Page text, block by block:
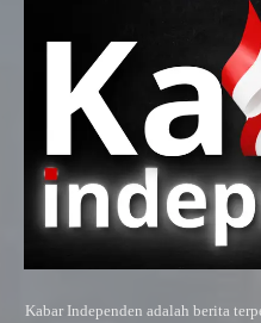
Kabar Independen adalah berita